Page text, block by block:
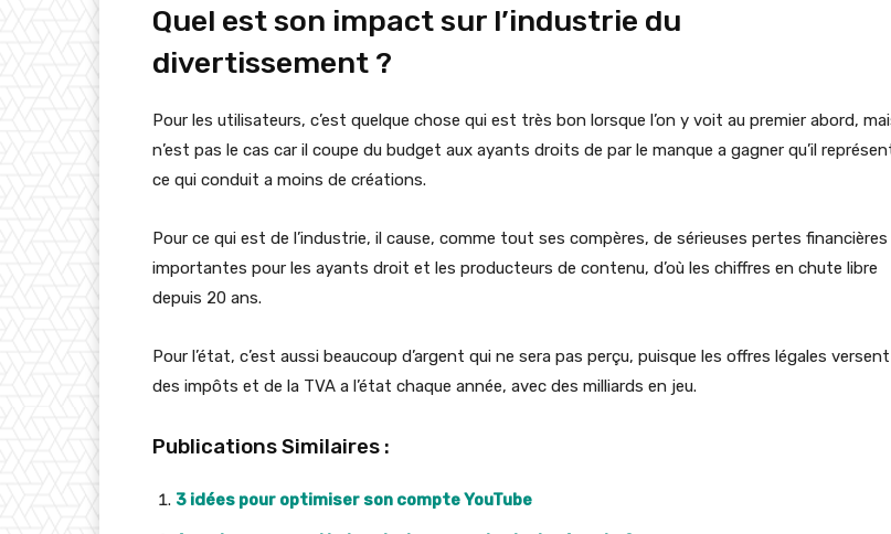
Quel est son impact sur l’industrie du
divertissement ?
Pour les utilisateurs, c’est quelque chose qui est très bon lorsque l’on y voit au premier abord,
n’est pas le cas car il coupe du budget aux ayants droits de par le manque a gagner qu’il
ce qui conduit a moins de créations.
Pour ce qui est de l’industrie, il cause, comme tout ses compères, de sérieuses pertes financières
importantes pour les ayants droit et les producteurs de contenu, d’où les chiffres en chute libre
depuis 20 ans.
Pour l’état, c’est aussi beaucoup d’argent qui ne sera pas perçu, puisque les offres légales versent
des impôts et de la TVA a l’état chaque année, avec des milliards en jeu.
Publications Similaires :
3 idées pour optimiser son compte YouTube